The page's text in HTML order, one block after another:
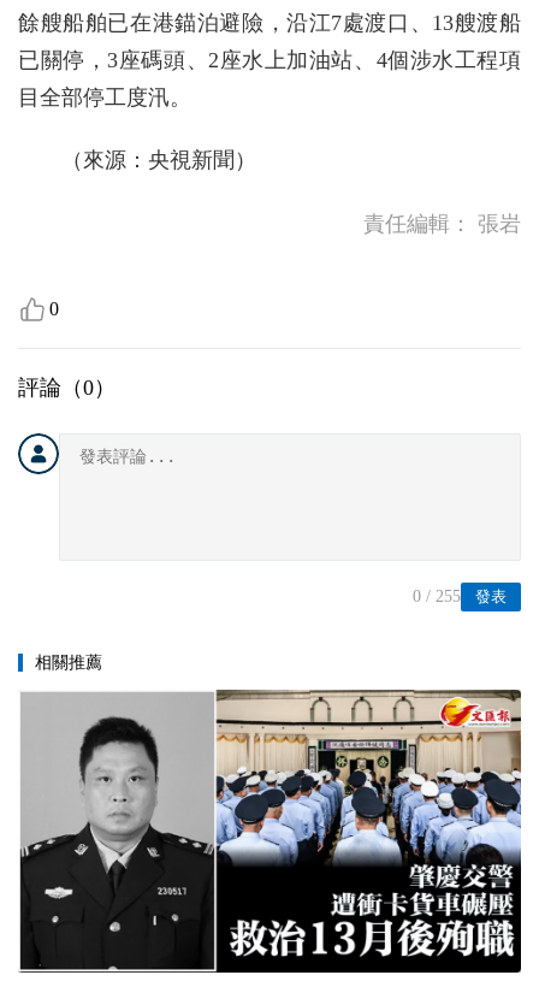
餘艘船舶已在港錨泊避險，沿江7處渡口、13艘渡船
已關停，3座碼頭、2座水上加油站、4個涉水工程項
目全部停工度汛。
（來源：央視新聞）
責任編輯： 張岩
0
評論（0）
發表
0 / 255
相關推薦